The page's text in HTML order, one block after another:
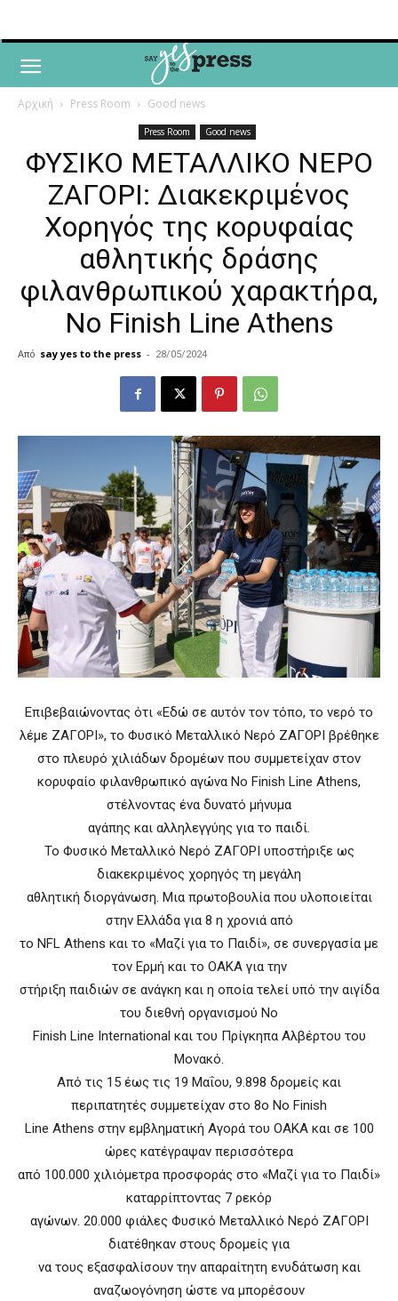
Αρχική Press Room Good news
Press Room Good news
ΦΥΣΙΚΟ ΜΕΤΑΛΛΙΚΟ ΝΕΡΟ
ΖΑΓΟΡΙ: Διακεκριμένος
Χορηγός της κορυφαίας
αθλητικής δράσης
φιλανθρωπικού χαρακτήρα,
No Finish Line Athens
Από say yes to the press - 28/05/2024
Επιβεβαιώνοντας ότι «Εδώ σε αυτόν τον τόπο, το νερό το
λέμε ΖΑΓΟΡΙ», το Φυσικό Μεταλλικό Νερό ΖΑΓΟΡΙ βρέθηκε
στο πλευρό χιλιάδων δρομέων που συμμετείχαν στον
κορυφαίο φιλανθρωπικό αγώνα No Finish Line Athens,
στέλνοντας ένα δυνατό μήνυμα
αγάπης και αλληλεγγύης για το παιδί.
Το Φυσικό Μεταλλικό Νερό ΖΑΓΟΡΙ υποστήριξε ως
διακεκριμένος χορηγός τη μεγάλη
αθλητική διοργάνωση. Μια πρωτοβουλία που υλοποιείται
στην Ελλάδα για 8 η χρονιά από
το NFL Athens και το «Μαζί για το Παιδί», σε συνεργασία με
τον Ερμή και το ΟΑΚΑ για την
στήριξη παιδιών σε ανάγκη και η οποία τελεί υπό την αιγίδα
του διεθνή οργανισμού No
Finish Line International και του Πρίγκηπα Αλβέρτου του
Μονακό.
Από τις 15 έως τις 19 Μαΐου, 9.898 δρομείς και
περιπατητές συμμετείχαν στο 8ο No Finish
Line Athens στην εμβληματική Αγορά του ΟΑΚΑ και σε 100
ώρες κατέγραψαν περισσότερα
από 100.000 χιλιόμετρα προσφοράς στο «Μαζί για το Παιδί»
καταρρίπτοντας 7 ρεκόρ
αγώνων. 20.000 φιάλες Φυσικό Μεταλλικό Νερό ΖΑΓΟΡΙ
διατέθηκαν στους δρομείς για
να τους εξασφαλίσουν την απαραίτητη ενυδάτωση και
αναζωογόνηση ώστε να μπορέσουν